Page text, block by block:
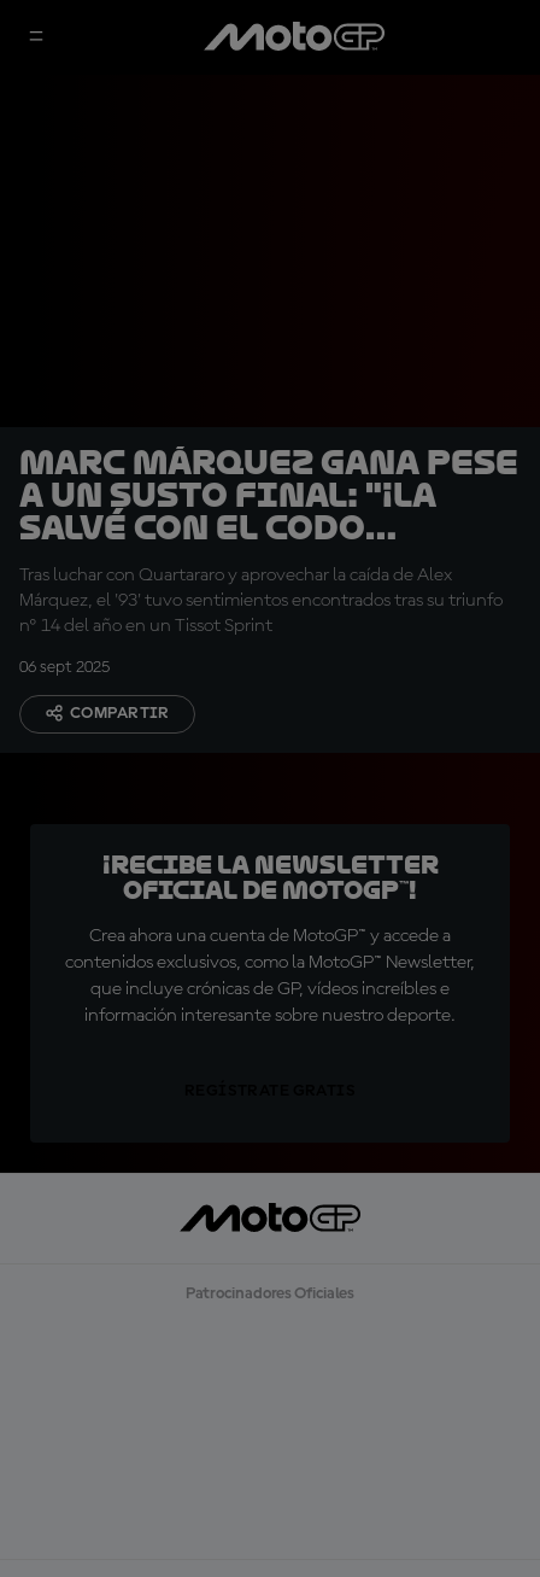
Marc Márquez gana pese
a un susto final: "¡La
salvé con el codo
izquierdo!"
Tras luchar con Quartararo y aprovechar la caída de Alex
Márquez, el '93' tuvo sentimientos encontrados tras su triunfo
nº 14 del año en un Tissot Sprint
06 sept 2025
COMPARTIR
¡Recibe la Newsletter
oficial de MotoGP™!
Crea ahora una cuenta de MotoGP™ y accede a
contenidos exclusivos, como la MotoGP™ Newsletter,
que incluye crónicas de GP, vídeos increíbles e
información interesante sobre nuestro deporte.
Patrocinadores Oficiales